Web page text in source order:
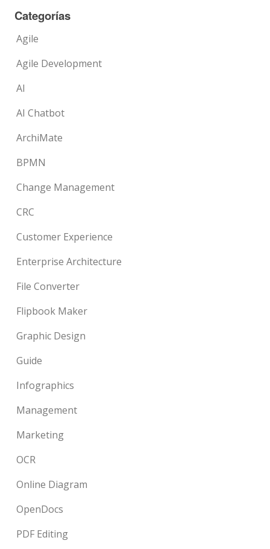
Categorías
Agile
Agile Development
AI
AI Chatbot
ArchiMate
BPMN
Change Management
CRC
Customer Experience
Enterprise Architecture
File Converter
Flipbook Maker
Graphic Design
Guide
Infographics
Management
Marketing
OCR
Online Diagram
OpenDocs
PDF Editing